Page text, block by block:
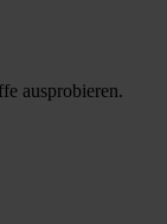
ausprobieren.